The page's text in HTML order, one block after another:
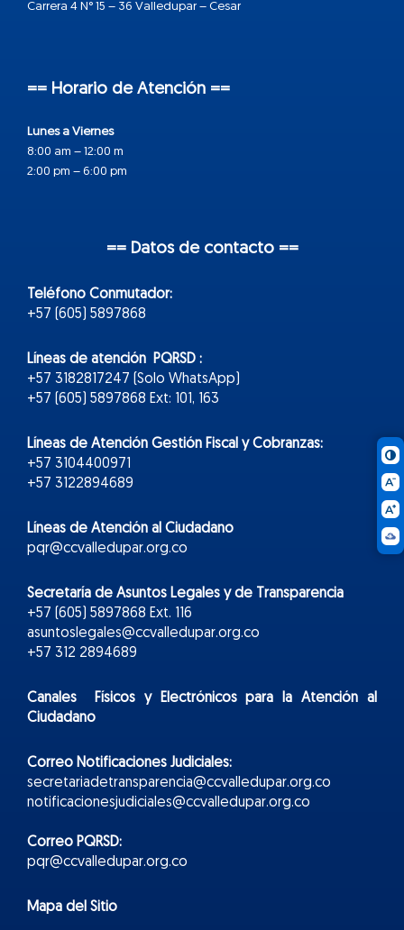
Carrera 4 N° 15 – 36 Valledupar – Cesar
== Horario de Atención ==
Lunes a Viernes
8:00 am – 12:00 m
2:00 pm – 6:00 pm
== Datos de contacto ==
Teléfono Conmutador:
+57 (605) 5897868
Líneas de atención PQRSD :
+57 3182817247 (Solo WhatsApp)
+57 (605) 5897868 Ext: 101, 163
Líneas de Atención Gestión Fiscal y Cobranzas:
+57 3104400971
+57 3122894689
Líneas de Atención al Ciudadano
pqr@ccvalledupar.org.co
Secretaría de Asuntos Legales y de Transparencia
+57 (605) 5897868 Ext. 116
asuntoslegales@ccvalledupar.org.co
+57 312 2894689
Canales Físicos yElectrónicospara la Atención al
Ciudadano
Correo Notificaciones Judiciales:
secretariadetransparencia@ccvalledupar.org.co
notificacionesjudiciales@ccvalledupar.org.co
Correo PQRSD:
pqr@ccvalledupar.org.co
Mapa del Sitio